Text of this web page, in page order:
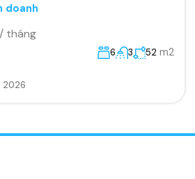
doanh
tháng
6 3 52 m2
2026